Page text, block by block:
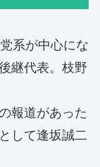
系が中心にな
継代表。枝野
報道があった
して逢坂誠二